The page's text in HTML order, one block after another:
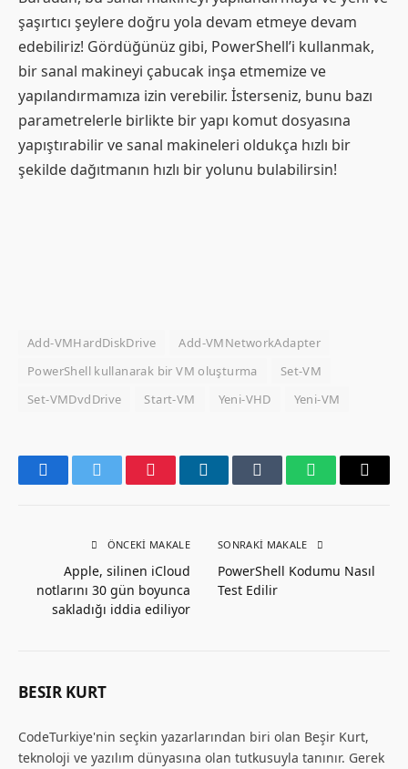
şaşırtıcı şeylere doğru yola devam etmeye devam
edebiliriz! Gördüğünüz gibi, PowerShell’i kullanmak,
bir sanal makineyi çabucak inşa etmemize ve
yapılandırmamıza izin verebilir. İsterseniz, bunu bazı
parametrelerle birlikte bir yapı komut dosyasına
yapıştırabilir ve sanal makineleri oldukça hızlı bir
şekilde dağıtmanın hızlı bir yolunu bulabilirsin!
Add-VMHardDiskDrive
Add-VMNetworkAdapter
PowerShell kullanarak bir VM oluşturma
Set-VM
Set-VMDvdDrive
Start-VM Yeni-VHD Yeni-VM
FacebookTwitter PinterestLinkedInTumblr WhatsAppEmail
ÖNCEKI MAKALE
Apple, silinen iCloud
notlarını 30 gün boyunca
sakladığı iddia ediliyor
SONRAKI MAKALE
PowerShell Kodumu Nasıl
Test Edilir
BESIR KURT
CodeTurkiye'nin seçkin yazarlarından biri olan Beşir Kurt,
teknoloji ve yazılım dünyasına olan tutkusuyla tanınır. Gerek